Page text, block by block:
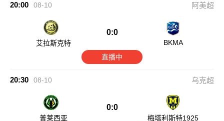
20:00 08-10 阿美超
艾拉斯克特
0:0
BKMA
直播中
20:30 08-10 乌克超
普莱西亚
0:0
梅塔利斯特1925